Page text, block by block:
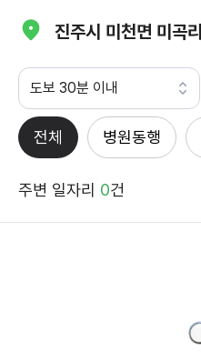
진주시 미천면 미곡리
도보 30분 이내
전체 병원동행
주변 일자리 0건